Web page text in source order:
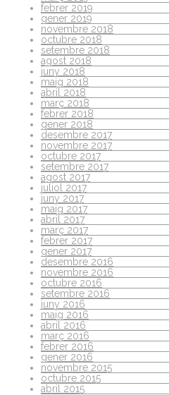
febrer 2019
gener 2019
novembre 2018
octubre 2018
setembre 2018
agost 2018
juny 2018
maig 2018
abril 2018
març 2018
febrer 2018
gener 2018
desembre 2017
novembre 2017
octubre 2017
setembre 2017
agost 2017
juliol 2017
juny 2017
maig 2017
abril 2017
març 2017
febrer 2017
gener 2017
desembre 2016
novembre 2016
octubre 2016
setembre 2016
juny 2016
maig 2016
abril 2016
març 2016
febrer 2016
gener 2016
novembre 2015
octubre 2015
abril 2015